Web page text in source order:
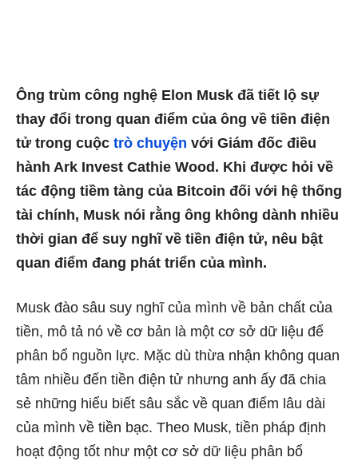
Ông trùm công nghệ Elon Musk đã tiết lộ sự
thay đổi trong quan điểm của ông về tiền điện
tử trong cuộc trò chuyện với Giám đốc điều
hành Ark Invest Cathie Wood. Khi được hỏi về
tác động tiềm tàng của Bitcoin đối với hệ thống
tài chính, Musk nói rằng ông không dành nhiều
thời gian để suy nghĩ về tiền điện tử, nêu bật
quan điểm đang phát triển của mình.
Musk đào sâu suy nghĩ của mình về bản chất của
tiền, mô tả nó về cơ bản là một cơ sở dữ liệu để
phân bổ nguồn lực. Mặc dù thừa nhận không quan
tâm nhiều đến tiền điện tử nhưng anh ấy đã chia
sẻ những hiểu biết sâu sắc về quan điểm lâu dài
của mình về tiền bạc. Theo Musk, tiền pháp định
hoạt động tốt như một cơ sở dữ liệu phân bổ